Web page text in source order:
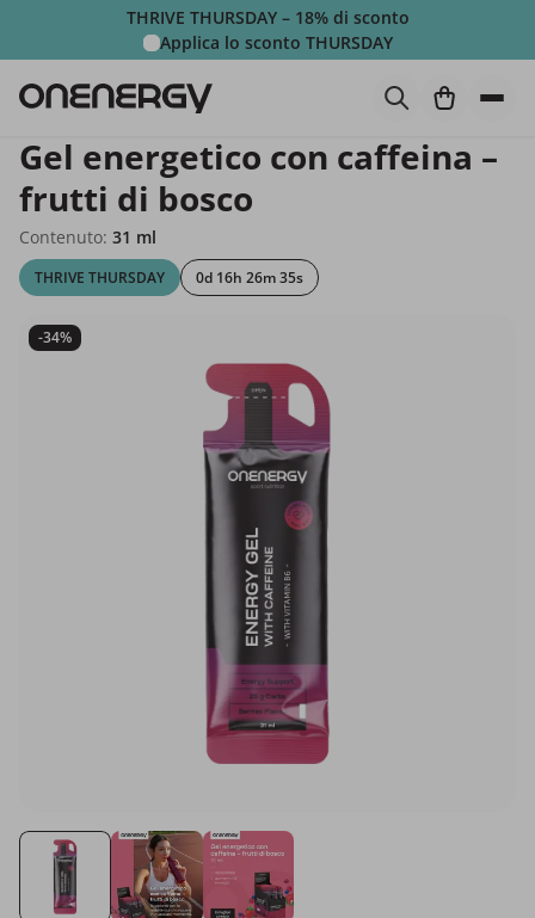
THRIVE THURSDAY – 18% di sconto
Applica lo sconto THURSDAY
Gel energetico con caffeina –
frutti di bosco
Contenuto: 31 ml
THRIVE THURSDAY 0d 16h 26m 34s
-34%